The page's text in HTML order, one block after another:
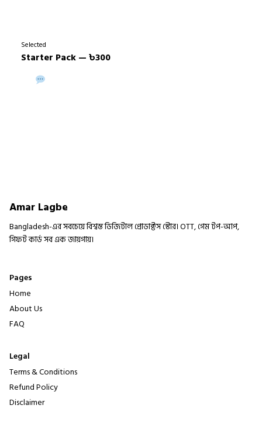
Selected
Starter Pack — ৳300
Amar Lagbe
Bangladesh-এর সবচেয়ে বিশ্বস্ত ডিজিটাল প্রোডাক্টস স্টোর। OTT, গেম টপ-আপ,
গিফট কার্ড সব এক জায়গায়।
Pages
Home
About Us
FAQ
Legal
Terms & Conditions
Refund Policy
Disclaimer